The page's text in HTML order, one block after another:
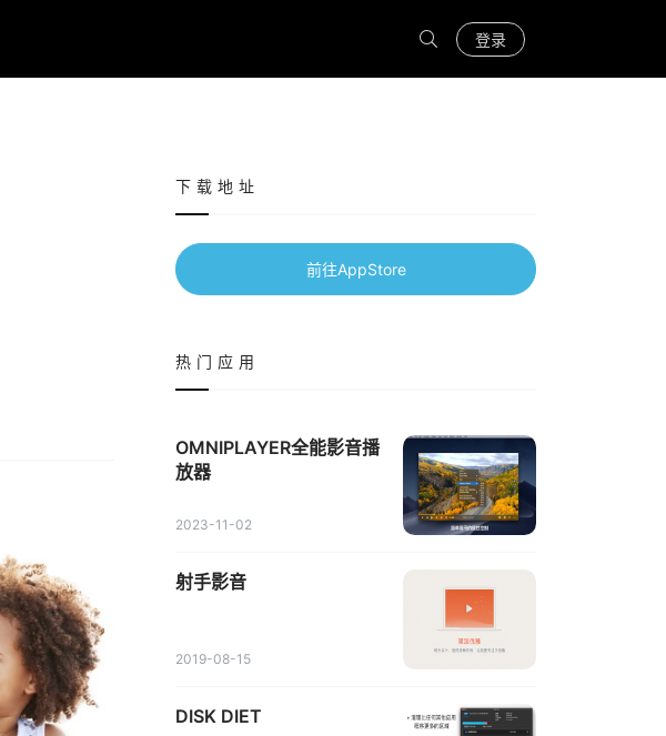
登录
下载地址
前往AppStore
热门应用
OMNIPLAYER全能影音播
放器
2023-11-02
射手影音
2019-08-15
DISK DIET